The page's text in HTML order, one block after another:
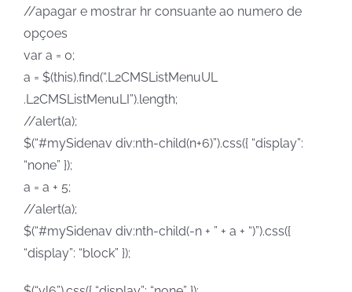
//apagar e mostrar hr consuante ao numero de
opçoes
var a = 0;
a = $(this).find(“.L2CMSListMenuUL
.L2CMSListMenuLI”).length;
//alert(a);
$(“#mySidenav div:nth-child(n+6)”).css({ “display”:
“none” });
a = a + 5;
//alert(a);
$(“#mySidenav div:nth-child(-n + ” + a + “)”).css({
“display”: “block” });